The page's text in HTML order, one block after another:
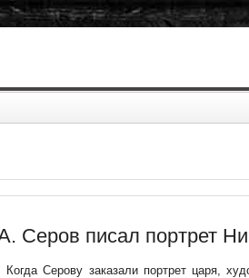
писал портрет
Когда Серову заказали портрет царя,